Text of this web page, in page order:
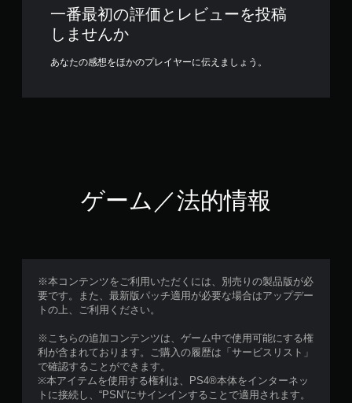
一番最初の評価とレビューを投稿
しませんか
あなたの感想をほかのプレイヤーに伝えましょう。
ゲーム／法的情報
※本コンテンツをご利用いただくには、別売りの製品版が必
要です。また、最新版パッチ適用が必要な場合はアップデー
トの上、ご利用ください。
※こちらの追加コンテンツは、ゲーム中で使用可能にする権
利が含まれております。ご購入の履歴は「サービスリスト」
で確認することができます。
※本アイテムを使用する権利は、PS4®本体をインターネッ
トに接続し、“PSN”にサインインすることで適用されます。